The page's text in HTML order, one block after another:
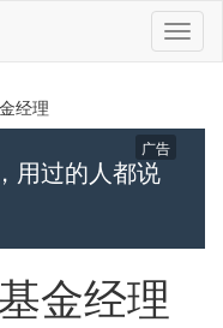
切
换
经理
用过的人都说
广告
金经理